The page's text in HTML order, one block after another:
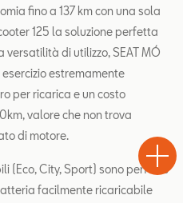
fino a 137 km con una sola
125 la soluzione perfetta
di utilizzo, SEAT MÓ
estremamente
per ricarica e un costo
valore che non trova
di motore.
(Eco, City, Sport) sono perfette
facilmente ricaricabile
Drive
Chiama